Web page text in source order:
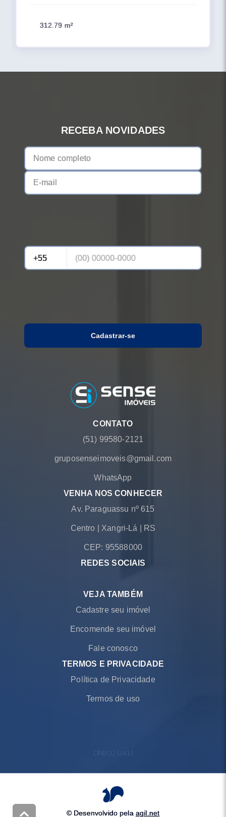
312.79 m²
RECEBA NOVIDADES
Cadastrar-se
CONTATO
(51) 99580-2121
gruposenseimoveis@gmail.com
WhatsApp
VENHA NOS CONHECER
Av. Paraguassu nº 615
Centro Xangri-Lá RS
CEP: 95588000
REDES SOCIAIS
VEJA TAMBÉM
Cadastre seu imóvel
Encomende seu imóvel
Fale conosco
TERMOS E PRIVACIDADE
Política de Privacidade
Termos de uso
CRECI 26441J
© Desenvolvido pela agil.net